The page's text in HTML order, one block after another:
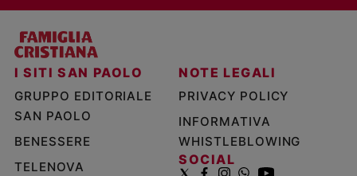
I SITI SAN PAOLO
GRUPPO EDITORIALE
SAN PAOLO
BENESSERE
TELENOVA
NOTE LEGALI
PRIVACY POLICY
INFORMATIVA
WHISTLEBLOWING
SOCIAL